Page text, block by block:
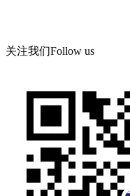
关注我们Follow us